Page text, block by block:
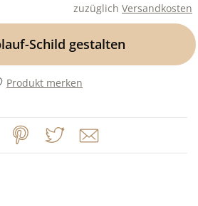
zuzüglich Versandkosten
Schild gestalten
Produkt merken